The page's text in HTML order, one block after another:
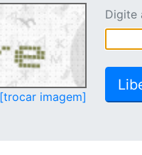
[trocar imagem]
Digite